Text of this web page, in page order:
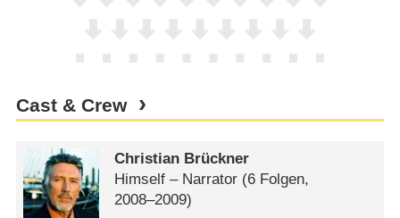
Cast & Crew
Christian Brückner
Himself – Narrator (6 Folgen,
2008⁠–⁠2009)